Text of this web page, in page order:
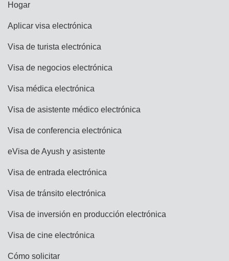
Hogar
Aplicar visa electrónica
Visa de turista electrónica
Visa de negocios electrónica
Visa médica electrónica
Visa de asistente médico electrónica
Visa de conferencia electrónica
eVisa de Ayush y asistente
Visa de entrada electrónica
Visa de tránsito electrónica
Visa de inversión en producción electrónica
Visa de cine electrónica
Cómo solicitar